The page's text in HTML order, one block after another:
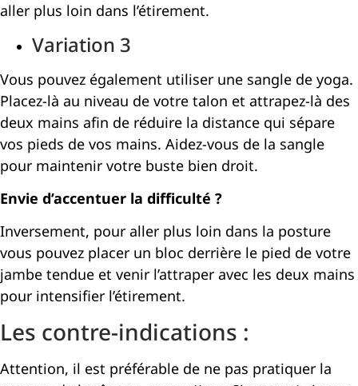
aller plus loin dans l’étirement.
Variation 3
Vous pouvez également utiliser une sangle de yoga.
Placez-là au niveau de votre talon et attrapez-là des
deux mains afin de réduire la distance qui sépare
vos pieds de vos mains. Aidez-vous de la sangle
pour maintenir votre buste bien droit.
Envie d’accentuer la difficulté ?
Inversement, pour aller plus loin dans la posture
vous pouvez placer un bloc derrière le pied de votre
jambe tendue et venir l’attraper avec les deux mains
pour intensifier l’étirement.
Les contre-indications :
Attention, il est préférable de ne pas pratiquer la